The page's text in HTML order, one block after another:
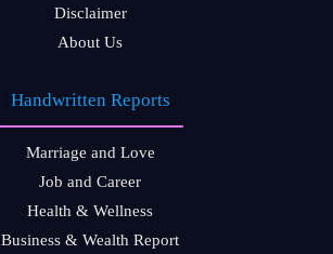
Disclaimer
About Us
Handwritten Reports
Marriage and Love
Job and Career
Health & Wellness
Business & Wealth Report